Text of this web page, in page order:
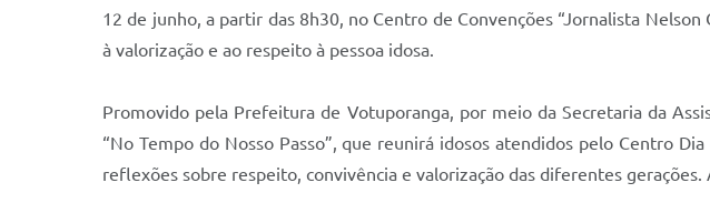
12 de junho, a partir das 8h30, no Centro de Convenções “Jornalista
à valorização e ao respeito à pessoa idosa.
Promovido pela Prefeitura de Votuporanga, por meio da Secretaria da
“No Tempo do Nosso Passo”, que reunirá idosos atendidos pelo Centro
reflexões sobre respeito, convivência e valorização das diferentes